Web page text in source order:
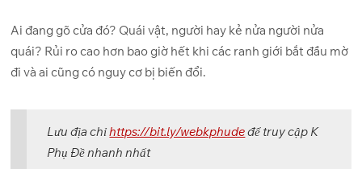
Ai đang gõ cửa đó? Quái vật, người hay kẻ nửa người nửa
quái? Rủi ro cao hơn bao giờ hết khi các ranh giới bắt đầu mờ
đi và ai cũng có nguy cơ bị biến đổi.
Lưu địa chỉhttps://bit.ly/webkphudeđể truy cập K
Phụ Đề nhanh nhất